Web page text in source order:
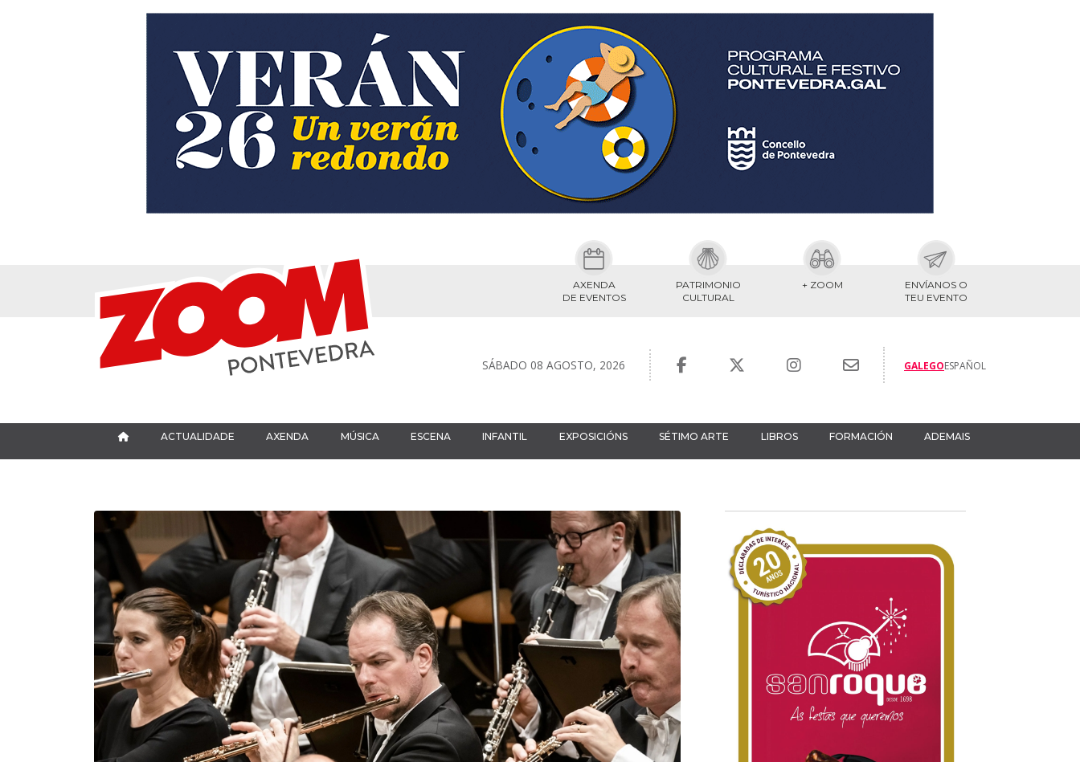
AXENDA
DE EVENTOS
PATRIMONIO
CULTURAL
+ ZOOM
ENVÍANOS O
TEU EVENTO
SÁBADO 08 AGOSTO, 2026 GALEGOESPAÑOL
ACTUALIDADE AXENDA MÚSICA ESCENA INFANTIL EXPOSICIÓNS SÉTIMO ARTE LIBROS FORMACIÓN ADEMAIS